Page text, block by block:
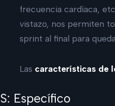
frecuencia cardíaca,
vistazo, nos permiten
sprint al final para
Las características de
S: Específico